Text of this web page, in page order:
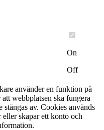
On
Off
använder en funktion på
webbplatsen ska fungera
av. Cookies används
skapar ett konto och